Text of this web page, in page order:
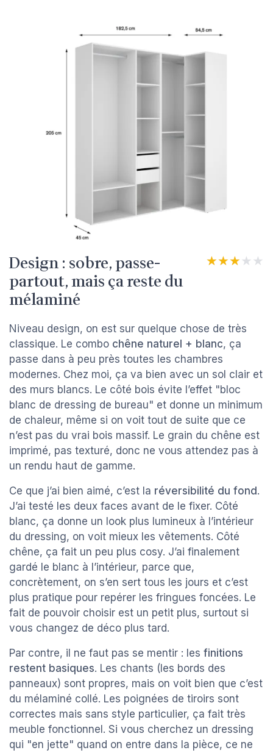
Design : sobre, passe-
partout, mais ça reste du
mélaminé
★★★★★
★★★★★
Niveau design, on est sur quelque chose de très
classique. Le combo chêne naturel + blanc, ça
passe dans à peu près toutes les chambres
modernes. Chez moi, ça va bien avec un sol clair et
des murs blancs. Le côté bois évite l’effet "bloc
blanc de dressing de bureau" et donne un minimum
de chaleur, même si on voit tout de suite que ce
n’est pas du vrai bois massif. Le grain du chêne est
imprimé, pas texturé, donc ne vous attendez pas à
un rendu haut de gamme.
Ce que j’ai bien aimé, c’est la réversibilité du fond .
J’ai testé les deux faces avant de le fixer. Côté
blanc, ça donne un look plus lumineux à l’intérieur
du dressing, on voit mieux les vêtements. Côté
chêne, ça fait un peu plus cosy. J’ai finalement
gardé le blanc à l’intérieur, parce que,
concrètement, on s’en sert tous les jours et c’est
plus pratique pour repérer les fringues foncées. Le
fait de pouvoir choisir est un petit plus, surtout si
vous changez de déco plus tard.
Par contre, il ne faut pas se mentir : les finitions
restent basiques. Les chants (les bords des
panneaux) sont propres, mais on voit bien que c’est
du mélaminé collé. Les poignées de tiroirs sont
correctes mais sans style particulier, ça fait très
meuble fonctionnel. Si vous cherchez un dressing
qui "en jette" quand on entre dans la pièce, ce ne